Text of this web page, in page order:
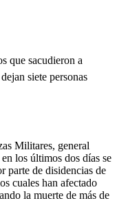
que sacudieron a
siete personas
Militares, general
los últimos dos días se
parte de disidencias de
cuales han afectado
la muerte de más de